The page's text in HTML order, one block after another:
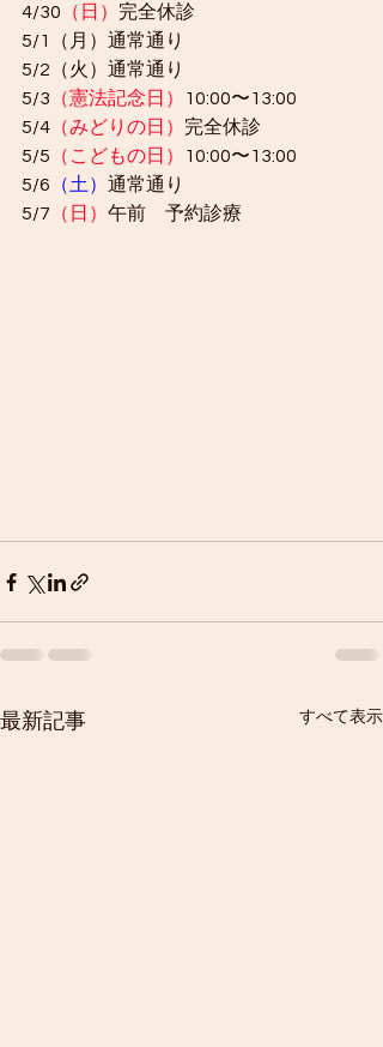
4/30 （日） 完全休診
5/1（月）通常通り
5/2（火）通常通り
5/3 （憲法記念日）
10:00〜13:00
5/4 （みどりの日） 完全休診
5/5 （こどもの日）
10:00〜13:00
5/6 （土） 通常通り
5/7 （日） 午前　予約診療
最新記事 すべて表示